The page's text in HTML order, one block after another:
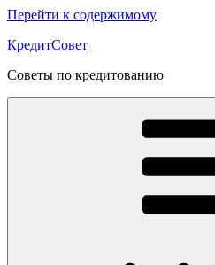
Перейти к содержимому
КредитСовет
Советы по кредитованию